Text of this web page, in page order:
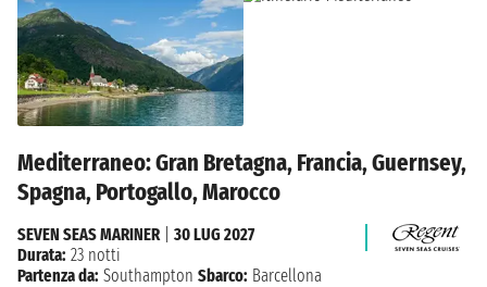
Mediterraneo: Gran Bretagna, Francia, Guernsey,
Spagna, Portogallo, Marocco
SEVEN SEAS MARINER
30 LUG 2027
Durata: 23 notti
Partenza da: Southampton Sbarco: Barcellona